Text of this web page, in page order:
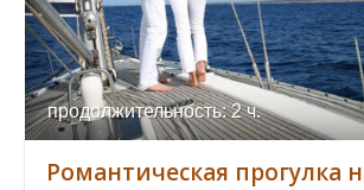
продолжительность: 2 ч.
Романтическая прогулка